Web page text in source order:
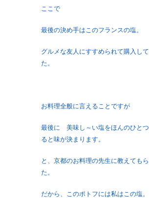
ここで
最後の決め手はこのフランスの塩。
グルメな友人にすすめられて購入し
た。
お料理全般に言えることですが
最後に 美味し～い塩をほんのひと
ると味が決まります。
と、京都のお料理の先生に教えても
た。
だから、このポトフには私はこの塩。